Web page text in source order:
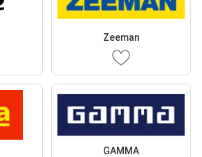
Zeeman
GAMMA